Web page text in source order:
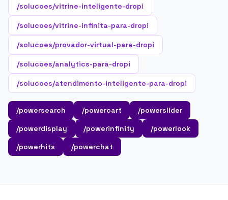
/solucoes/vitrine-inteligente-dropi
/solucoes/vitrine-infinita-para-dropi
/solucoes/provador-virtual-para-dropi
/solucoes/analytics-para-dropi
/solucoes/atendimento-inteligente-para-dropi
/powersearch /powercart
/powerslider
/powerdisplay
/powerinfinity
/powerlook
/powerhits
/powerchat